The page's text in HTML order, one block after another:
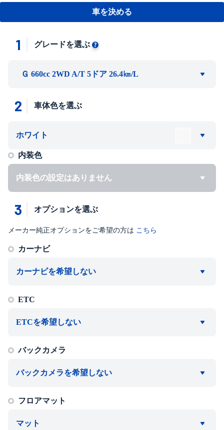
車を決める
1 グレードを選ぶ
Ｇ 660cc 2WD A/T 5ドア 26.4㎞/L
2 車体色を選ぶ
ホワイト
内装色
内装色の設定はありません
3 オプションを選ぶ
メーカー純正オプションをご希望の方は こちら
カーナビ
カーナビを希望しない
ETC
ETCを希望しない
バックカメラ
バックカメラを希望しない
フロアマット
マット